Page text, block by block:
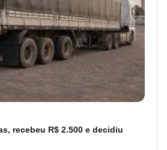
recebeu R$ 2.500 e decidiu